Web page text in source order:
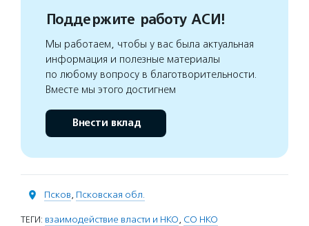
Поддержите работу АСИ!
Мы работаем, чтобы у вас была актуальная
информация и полезные материалы
по любому вопросу в благотворительности.
Вместе мы этого достигнем
Внести вклад
Псков, Псковская обл.
ТЕГИ: взаимодействие власти и НКО, СО НКО